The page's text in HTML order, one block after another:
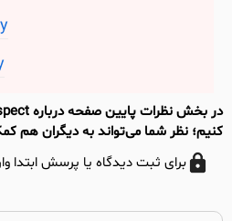
کنیم؛ نظر شما می‌تواند به دیگران هم
برای ثبت دیدگاه یا پرسش ابتدا